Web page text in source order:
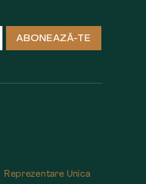
ABONEAZĂ-TE
Reprezentare Unica